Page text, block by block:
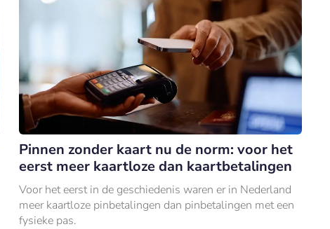
Pinnen zonder kaart nu de norm: voor het
eerst meer kaartloze dan kaartbetalingen
Voor het eerst in de geschiedenis waren er in Nederland
meer kaartloze pinbetalingen dan pinbetalingen met een
fysieke pas.